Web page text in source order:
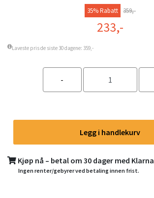
35% Rabatt 359,-
233,-
Laveste pris de siste 30 dagene: 359,-
Legg i handlekurv
Kjøp nå – betal om 30 dager med Klarna
Ingen renter/gebyrer ved betaling innen frist.